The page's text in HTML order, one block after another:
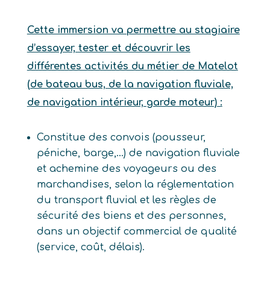
Cette immersion va permettre au stagiaire
d’essayer, tester et découvrir les
différentes activités du métier de Matelot
(de bateau bus, de la navigation fluviale,
de navigation intérieur, garde moteur) :
Constitue des convois (pousseur,
péniche, barge,…) de navigation fluviale
et achemine des voyageurs ou des
marchandises, selon la réglementation
du transport fluvial et les règles de
sécurité des biens et des personnes,
dans un objectif commercial de qualité
(service, coût, délais).